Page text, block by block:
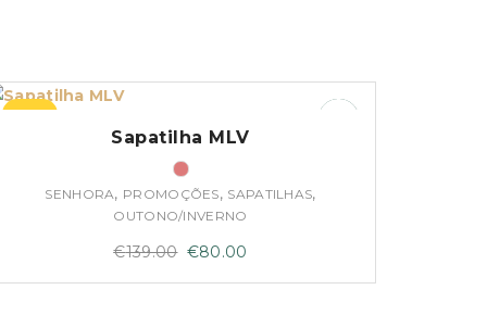
–42%
Sapatilha MLV
SENHORA, PROMOÇÕES, SAPATILHAS,
OUTONO/INVERNO
€139.00 O
preço
€80.00
preço